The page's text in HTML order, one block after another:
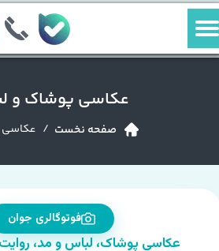
عکاسی پوشاک و
صفحه نخست / عکاسی